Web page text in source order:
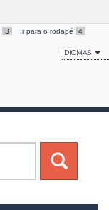
3 Ir para o rodapé 4
IDIOMAS